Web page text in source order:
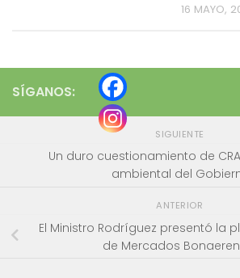
16 MAYO,
SÍGANOS:
SIGUIENTE
Un duro cuestionamiento de
ambiental del
ANTERIOR
El Ministro Rodríguez presentó la
de Mercados